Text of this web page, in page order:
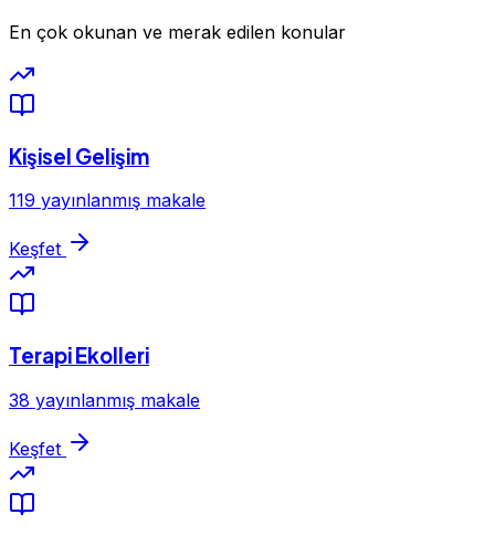
En çok okunan ve merak edilen konular
Kişisel Gelişim
119 yayınlanmış makale
Keşfet
Terapi Ekolleri
38 yayınlanmış makale
Keşfet